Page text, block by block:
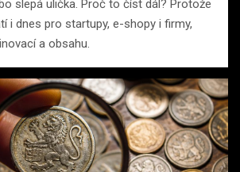
slepá ulička. Proč to číst dál? Protože
i dnes pro startupy, e-shopy i firmy,
a obsahu.